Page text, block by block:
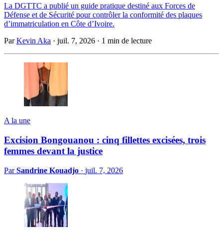
La DGTTC a publié un guide pratique destiné aux Forces de
Défense et de Sécurité pour contrôler la conformité des plaques
d’immatriculation en Côte d’Ivoire.
ParKevin Aka · juil. 7, 2026 · 1 min de lecture
A la une
Excision Bongouanou : cinq fillettes excisées, trois
femmes devant la justice
ParSandrine Kouadjo · juil. 7, 2026